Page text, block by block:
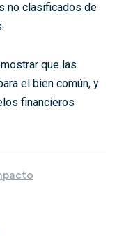
no clasificados de
que las
el bien común, y
financieros